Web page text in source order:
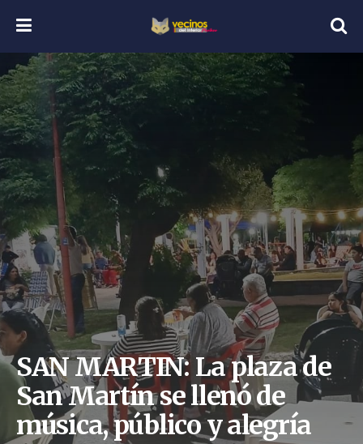
SAN MARTIN: La plaza de
San Martín se llenó de
música, público y alegría